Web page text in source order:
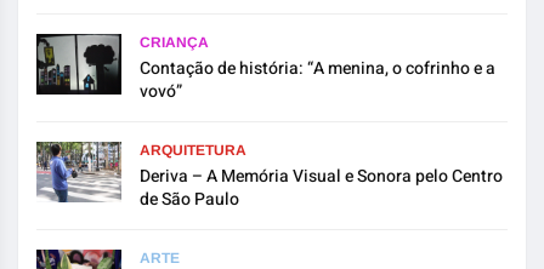
CRIANÇA
Contação de história: “A menina, o cofrinho e a
vovó”
ARQUITETURA
Deriva – A Memória Visual e Sonora pelo Centro
de São Paulo
ARTE